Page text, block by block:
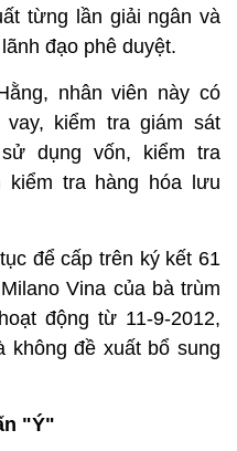
từng lần giải ngân và
đạo phê duyệt.
nhân viên này có
kiểm tra giám sát
dụng vốn, kiểm tra
tra hàng hóa lưu
để cấp trên ký kết 61
Vina của bà trùm
động từ 11-9-2012,
không đề xuất bổ sung
"Ý"